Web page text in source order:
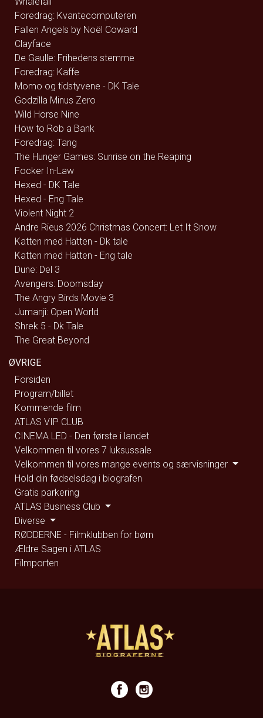
Foredrag: Kvantecomputeren
Fallen Angels by Noël Coward
Clayface
De Gaulle: Frihedens stemme
Foredrag: Kaffe
Momo og tidstyvene - DK Tale
Godzilla Minus Zero
Wild Horse Nine
How to Rob a Bank
Foredrag: Tang
The Hunger Games: Sunrise on the Reaping
Focker In-Law
Hexed - DK Tale
Hexed - Eng Tale
Violent Night 2
Andre Rieus 2026 Christmas Concert: Let It Snow
Katten med Hatten - Dk tale
Katten med Hatten - Eng tale
Dune: Del 3
Avengers: Doomsday
The Angry Birds Movie 3
Jumanji: Open World
Shrek 5 - Dk Tale
The Great Beyond
ØVRIGE
Forsiden
Program/billet
Kommende film
ATLAS VIP CLUB
CINEMA LED - Den første i landet
Velkommen til vores 7 luksussale
Velkommen til vores mange events og særvisninger
Hold din fødselsdag i biografen
Gratis parkering
ATLAS Business Club
Diverse
RØDDERNE - Filmklubben for børn
Ældre Sagen i ATLAS
Filmporten